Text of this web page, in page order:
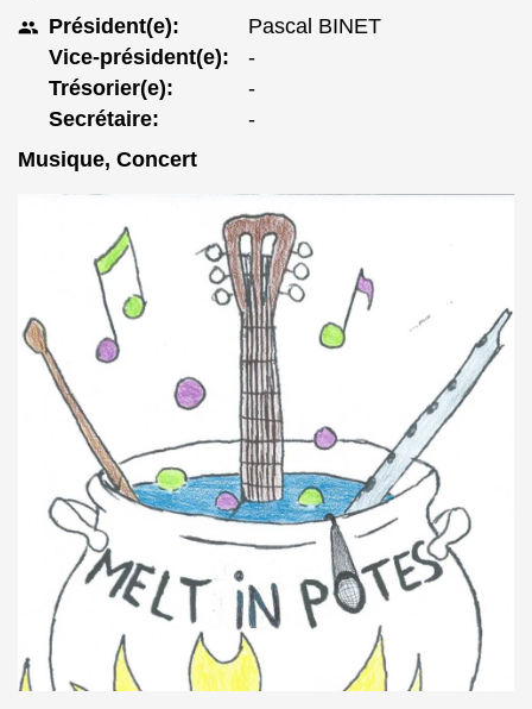
people Président(e):
Vice-président(e):
Trésorier(e):
Secrétaire:
Pascal BINET
-
-
-
Musique, Concert